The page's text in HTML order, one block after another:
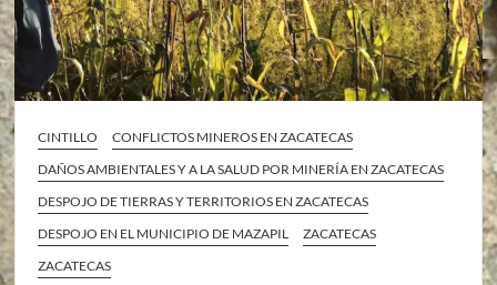
CINTILLO
CONFLICTOS MINEROS EN ZACATECAS
DAÑOS AMBIENTALES Y A LA SALUD POR MINERÍA EN ZACATECAS
DESPOJO DE TIERRAS Y TERRITORIOS EN ZACATECAS
DESPOJO EN EL MUNICIPIO DE MAZAPIL
ZACATECAS
ZACATECAS